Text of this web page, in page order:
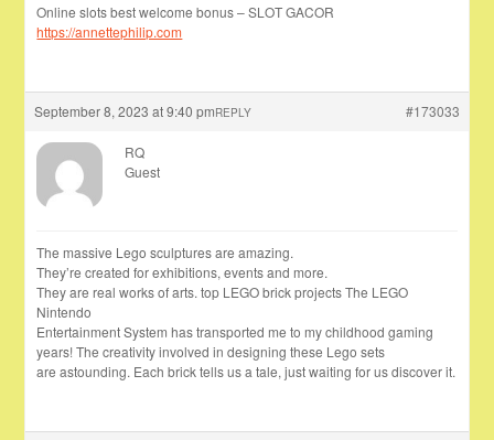
Online slots best welcome bonus – SLOT GACOR
https://annettephilip.com
September 8, 2023 at 9:40 pm #173033
REPLY
RQ
Guest
The massive Lego sculptures are amazing.
They’re created for exhibitions, events and more.
They are real works of arts. top LEGO brick projects The LEGO
Nintendo
Entertainment System has transported me to my childhood gaming
years! The creativity involved in designing these Lego sets
are astounding. Each brick tells us a tale, just waiting for us discover it.